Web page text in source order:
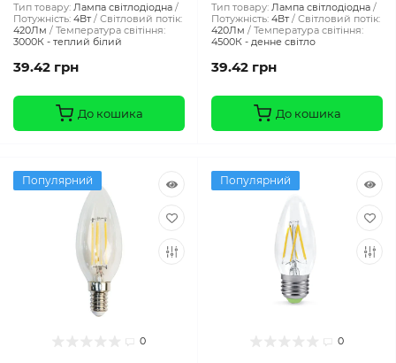
Тип товару: Лампа світлодіодна
Потужність: 4Вт
Світловий потік:
420Лм
Температура світіння:
3000К - теплий білий
39.42 грн
До кошика
Тип товару: Лампа світлодіодна
Потужність: 4Вт
Світловий потік:
420Лм
Температура світіння:
4500К - денне світло
39.42 грн
До кошика
Популярний
0
Популярний
0